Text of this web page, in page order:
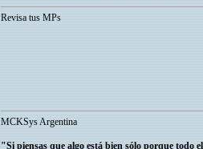
Revisa tus MPs
MCKSys Argentina
"Si piensas que algo está bien sólo porque todo